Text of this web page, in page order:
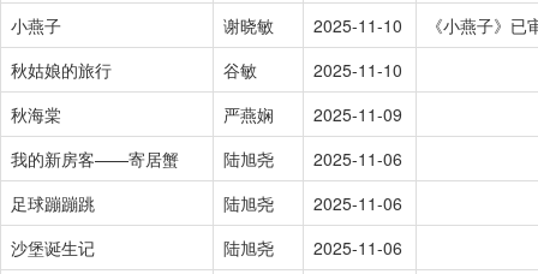
小燕子
谢晓敏 2025-11-10
《小燕子》
秋姑娘的旅行
谷敏
2025-11-10
秋海棠
严燕娴
2025-11-09
我的新房客——寄居蟹
陆旭尧
2025-11-06
足球蹦蹦跳
陆旭尧
2025-11-06
沙堡诞生记
陆旭尧
2025-11-06